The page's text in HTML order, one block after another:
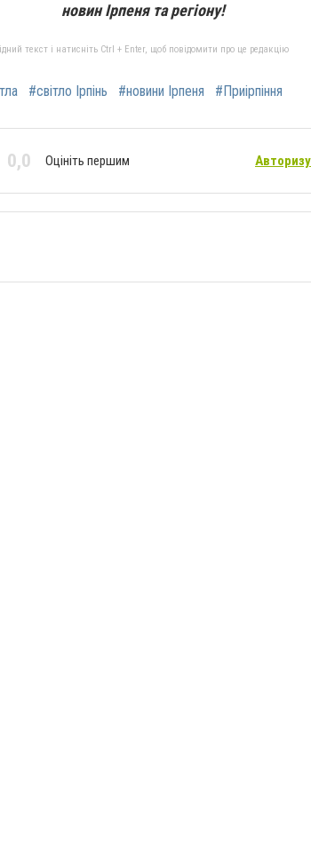
новин Ірпеня та регіону!
текст і натисніть Ctrl + Enter, щоб повідомити про це редакцію
#світло Ірпінь #новини Ірпеня #Приірпіння
0,0 Оцініть першим